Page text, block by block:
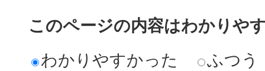
このページの内容はわかりや
わかりやすかった
ふつう